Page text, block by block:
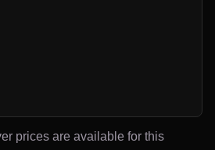
prices are available for this